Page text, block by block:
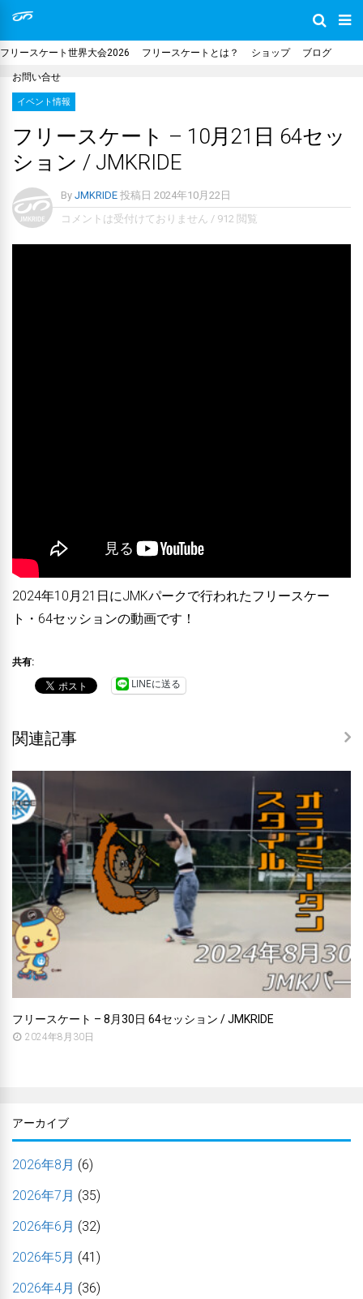
フリースケート世界大会2026 フリースケートとは？ ショップ ブログ
お問い合せ
イベント情報
フリースケート – 10月21日 64セッ
ション / JMKRIDE
By JMKRIDE 投稿日 2024年10月22日
コメントは受付けておりません / 912 閲覧
2024年10月21日にJMKパークで行われたフリースケー
ト・64セッションの動画です！
共有:
LINEに送る
関連記事
フリースケート – 8月30日 64セッション / JMKRIDE
2024年8月30日
アーカイブ
2026年8月 (6)
2026年7月 (35)
2026年6月 (32)
2026年5月 (41)
2026年4月 (36)